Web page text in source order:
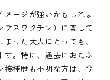
メージが強いかもしれま
スワクチン）に関して
った大人にとっても、
す。特に、過去におたふ
接種歴も不明な方は、今